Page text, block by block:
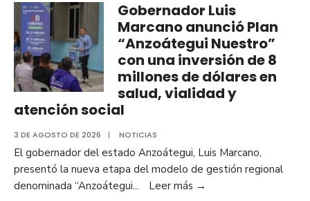
Gobernador Luis
Marcano anunció Plan
“Anzoátegui Nuestro”
con una inversión de 8
millones de dólares en
salud, vialidad y
atención social
3 DE AGOSTO DE 2026 | NOTICIAS
El gobernador del estado Anzoátegui, Luis Marcano,
presentó la nueva etapa del modelo de gestión regional
denominada “Anzoátegui... Leer más →